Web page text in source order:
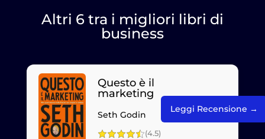
Altri 6 tra i migliori libri di
business
Questo è il
marketing
Seth Godin
(4.5)
Leggi Recensione →